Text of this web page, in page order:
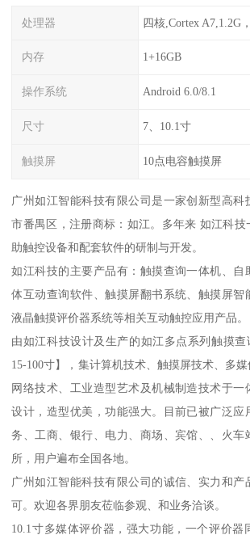
处理器 四核,Cortex A7,1.2G
内存 1+16GB
操作系统 Android 6.0/8.1
尺寸 7、10.1寸
触摸屏 10点电容触摸屏
广州如江智能科技有限公司是一家创新型高科
市番禺区，注册商标：如江。多年来 如江科技
助触控设备和配套软件的研制与开发。
如江科技的主要产品有：触摸查询一体机、自
体互动查询软件、触摸屏翻书系统、触摸屏智
液晶触摸评价器系统等相关互动触控应用产品。
由如江科技设计及生产的如江多点系列触摸查
15-100寸】，集计算机技术、触摸屏技术、多媒
网络技术、工业造型艺术及机械制造技术于一
设计，造型优美，功能强大。目前已被广泛应
务、工商、银行、电力、商场、宾馆、、火车
所，用户遍布全国各地。
广州如江智能科技有限公司的诚信、实力和产
可。欢迎各界朋友莅临参观、和业务洽谈。
10.1寸多媒体评价器，强大功能，一个评价器